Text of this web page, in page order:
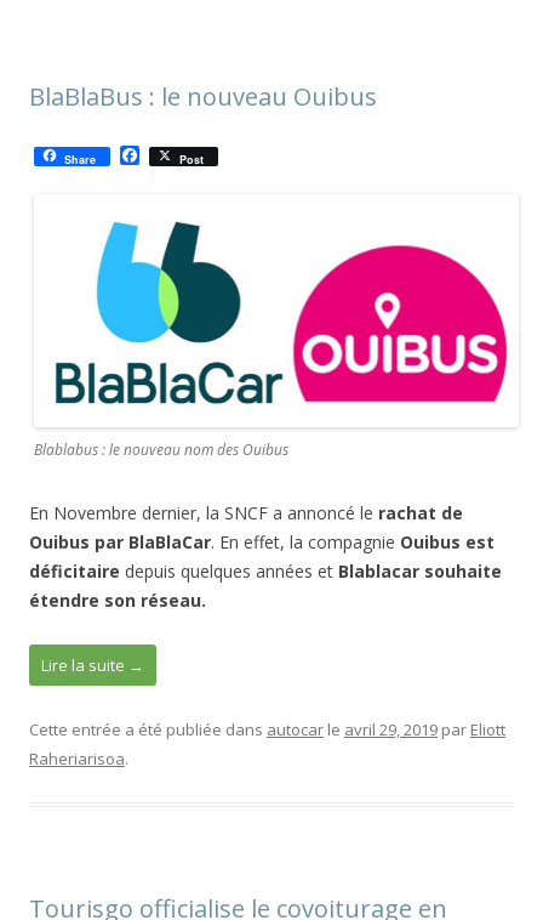
BlaBlaBus : le nouveau Ouibus
Share
a
o
Post
Blablabus : le nouveau nom des Ouibus
En Novembre dernier, la SNCF a annoncé le rachat de
Ouibus par BlaBlaCar. En effet, la compagnie Ouibus est
déficitaire depuis quelques années et Blablacar souhaite
étendre son réseau.
Lire la suite →
Cette entrée a été publiée dans autocar le avril 29, 2019 par Eliott
Raheriarisoa.
Tourisgo officialise le covoiturage en